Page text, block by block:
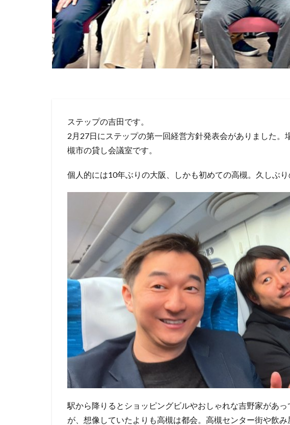
ステップの吉田です。
2月27日にステップの第一回経営方針発表会がありました。
槻市の貸し会議室です。
個人的には10年ぶりの大阪、しかも初めての高槻。久しぶり
駅から降りるとショッピングビルやおしゃれな吉野家があ
が、想像していたよりも高槻は都会。高槻センター街や飲